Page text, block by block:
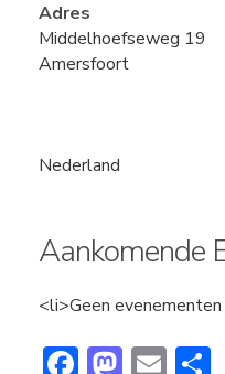
Adres
Middelhoefseweg 19
Amersfoort
Nederland
Aankomende
<li>Geen
F M E